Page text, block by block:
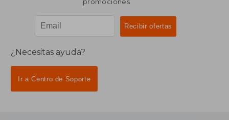
promociones
¿Necesitas ayuda?
Ir a Centro de Soporte